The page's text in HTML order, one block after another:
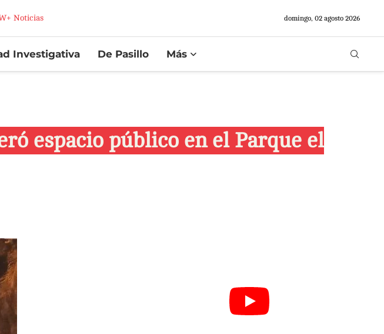
domingo, 02 agosto 2026
Investigativa De Pasillo Más
espacio público en el Parque el